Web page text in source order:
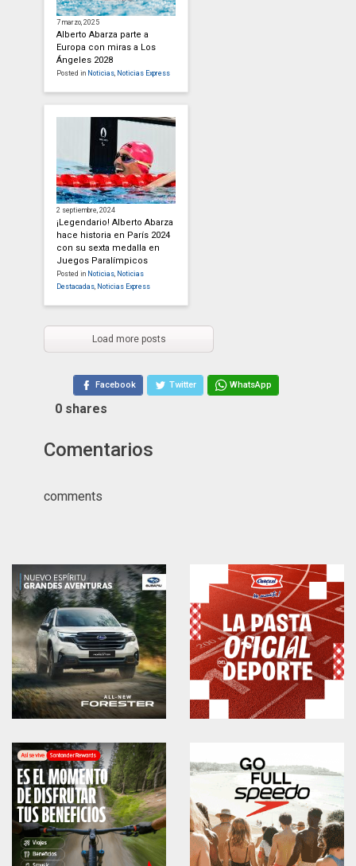
7 marzo, 2025
Alberto Abarza parte a
Europa con miras a Los
Ángeles 2028
Posted in Noticias Noticias Express
2 septiembre, 2024
¡Legendario! Alberto Abarza
hace historia en París 2024
con su sexta medalla en
Juegos Paralímpicos
Posted in Noticias Noticias
Destacadas Noticias Express
Load more posts
Facebook Twitter WhatsApp
0 shares
Comentarios
comments